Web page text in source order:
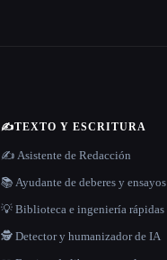
✍️TEXTO Y ESCRITURA
✍️ Asistente de Redacción
📚 Ayudante de deberes y ensayos
💡 Biblioteca e ingeniería rápidas
🕵️ Detector y humanizador de IA